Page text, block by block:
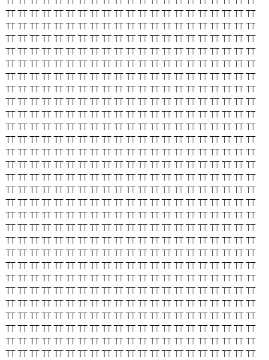
TT TT TT TT TT TT TT TT TT TT TT TT TT TT TT TT TT TT TT TT TT
TT TT TT TT TT TT TT TT TT TT TT TT TT TT TT TT TT TT TT TT TT
TT TT TT TT TT TT TT TT TT TT TT TT TT TT TT TT TT TT TT TT TT
TT TT TT TT TT TT TT TT TT TT TT TT TT TT TT TT TT TT TT TT TT
TT TT TT TT TT TT TT TT TT TT TT TT TT TT TT TT TT TT TT TT TT
TT TT TT TT TT TT TT TT TT TT TT TT TT TT TT TT TT TT TT TT TT
TT TT TT TT TT TT TT TT TT TT TT TT TT TT TT TT TT TT TT TT TT
TT TT TT TT TT TT TT TT TT TT TT TT TT TT TT TT TT TT TT TT TT
TT TT TT TT TT TT TT TT TT TT TT TT TT TT TT TT TT TT TT TT TT
TT TT TT TT TT TT TT TT TT TT TT TT TT TT TT TT TT TT TT TT TT
TT TT TT TT TT TT TT TT TT TT TT TT TT TT TT TT TT TT TT TT TT
TT TT TT TT TT TT TT TT TT TT TT TT TT TT TT TT TT TT TT TT TT
TT TT TT TT TT TT TT TT TT TT TT TT TT TT TT TT TT TT TT TT TT
TT TT TT TT TT TT TT TT TT TT TT TT TT TT TT TT TT TT TT TT TT
TT TT TT TT TT TT TT TT TT TT TT TT TT TT TT TT TT TT TT TT TT
TT TT TT TT TT TT TT TT TT TT TT TT TT TT TT TT TT TT TT TT TT
TT TT TT TT TT TT TT TT TT TT TT TT TT TT TT TT TT TT TT TT TT
TT TT TT TT TT TT TT TT TT TT TT TT TT TT TT TT TT TT TT TT TT
TT TT TT TT TT TT TT TT TT TT TT TT TT TT TT TT TT TT TT TT TT
TT TT TT TT TT TT TT TT TT TT TT TT TT TT TT TT TT TT TT TT TT
TT TT TT TT TT TT TT TT TT TT TT TT TT TT TT TT TT TT TT TT TT
TT TT TT TT TT TT TT TT TT TT TT TT TT TT TT TT TT TT TT TT TT
TT TT TT TT TT TT TT TT TT TT TT TT TT TT TT TT TT TT TT TT TT
TT TT TT TT TT TT TT TT TT TT TT TT TT TT TT TT TT TT TT TT TT
TT TT TT TT TT TT TT TT TT TT TT TT TT TT TT TT TT TT TT TT TT
TT TT TT TT TT TT TT TT TT TT TT TT TT TT TT TT TT TT TT TT TT
TT TT TT TT TT TT TT TT TT TT TT TT TT TT TT TT TT TT TT TT TT
TT TT TT TT TT TT TT TT TT TT TT TT TT TT TT TT TT TT TT TT TT